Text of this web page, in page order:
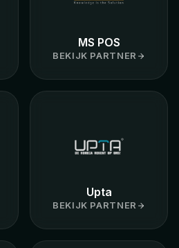
MS POS
BEKIJK PARTNER
Upta
BEKIJK PARTNER